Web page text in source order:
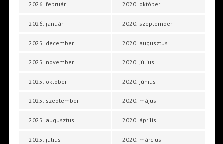
2026. február
2026. január
2025. december
2025. november
2025. október
2025. szeptember
2025. augusztus
2025. július
2020. október
2020. szeptember
2020. augusztus
2020. július
2020. június
2020. május
2020. április
2020. március